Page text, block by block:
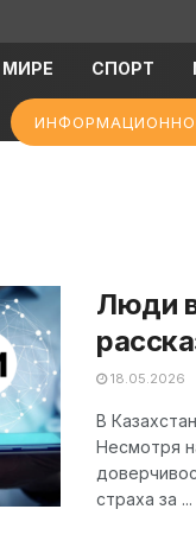
МИРЕ СПОРТ
Люди
18.05.2026
В
Несмотря
страха за ...